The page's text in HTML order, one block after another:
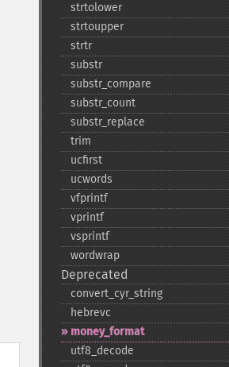
strtolower
strtoupper
strtr
substr
substr_​compare
substr_​count
substr_​replace
trim
ucfirst
ucwords
vfprintf
vprintf
vsprintf
wordwrap
Deprecated
convert_​cyr_​string
hebrevc
money_​format
utf8_​decode